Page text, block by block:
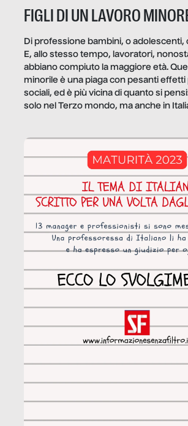
FIGLI DI UN LAVORO
Di professione bambini, o adolescenti,
E, allo stesso tempo, lavoratori,
abbiano compiuto la maggiore età.
minorile è una piaga con pesanti effetti
sociali, ed è più vicina di quanto si
solo nel Terzo mondo, ma anche in